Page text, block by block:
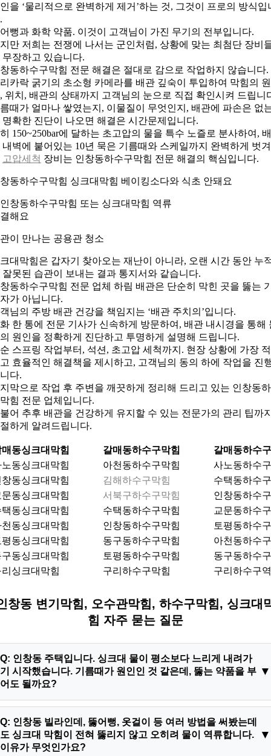
을 ‘물리적으로 완벽하게 제거’하는 것, 그것이 프로의 방식입
뻥과 화학 약품. 이것이 고객님이 가진 무기의 전부입니다.
만 저희는 전쟁에 나서는 군인처럼, 상황에 맞는 최첨단 장비
무장하고 있습니다.
동하수구막힘 전문 해결은 절대로 감으로 작업하지 않습니다.
카락 굵기의 초소형 카메라를 배관 깊숙이 투입하여 막힘의 원
위치, 배관의 상태까지 고객님의 눈으로 직접 확인시켜 드립니
때가 얼마나 쌓였는지, 이물질이 무엇인지, 배관에 파손은 없
명확한 진단이 나오면 해결은 시간문제입니다.
150~250bar에 달하는 초고압의 물을 특수 노즐로 분사하여, 배
내벽에 붙어있는 10년 묵은 기름때와 스케일까지 완벽하게 벗
고압세척 장비는 인창동하수구막힘 전문 해결의 핵심입니다.
동하수구막힘 싱크대막힘 베이킹소다와 식초 안돼요
이 만나는 공용관 청소
대막힘은 갑자기 찾아오는 재난이 아니라, 오랜 시간 동안 누
잘못된 습관이 보내는 결과 통지서와 같습니다.
동하수구막힘 전문 업체 하림 배관은 단순히 막힌 곳을 뚫는
가 아닙니다.
님의 주방 배관 건강을 책임지는 ‘배관 주치의’입니다.
한 통에 전문 기사가 신속하게 방문하여, 배관 내시경을 통해
원인을 정확하게 진단하고 투명하게 설명해 드립니다.
스프링 작업부터, 석션, 초고압 세척까지. 현장 상황에 가장
효율적인 해결책을 제시하고, 고객님의 동의 하에 작업을 진
다.
막으로 작업 후 주변을 깨끗하게 정리해 드리고 있는 인창동
힘 전문 업체입니다.
어 추후 배관을 건강하게 유지할 수 있는 전문가의 관리 팁까
하게 알려드립니다.
동싱크대막힘 갈매동하수구막힘
갈매동하수
동싱크대막힘
아천동하수구막힘
사노동하수
동싱크대막힘
김해하수구막힘
수택동하수
동싱크대막힘
서북구하수구막힘
인창동하수
동싱크대막힘
수택동하수구막힘
교문동하수
동싱크대막힘
인창동하수구막힘
토평동하수
동싱크대막힘
동구동하수구막힘
아천동하수
동싱크대막힘
토평동하수구막힘
동구동하수
싱크대막힘
구리하수구막힘 구리하수구
창동 변기막힘, 오수관막힘, 하수구막힘, 싱크대
힘 자주 묻는 질문
Q: 인창동 주택입니다. 싱크대 물이 평소보다 느리게 내려가
기 시작했습니다. 기름때가 원인인 것 같은데, 뚫는 약품을 부
어도 될까요?
▼
A: 안녕하세요. 인창동 싱크대 막힘 초기 증상으로 보입니다. 물
이 느리게 내려가는 단계에서는 시중의 약품이나 베이킹소다, 뜨
거운 물을 사용하는 것이 일시적으로 도움이 될 수 있습니다. 하
Q: 인창동 빌라인데, 뚫어뻥, 옷걸이 등 여러 방법을 써봤는데
도 싱크대 막힘이 전혀 뚫리지 않고 오히려 물이 역류합니다.
이유가 무엇인가요?
▼